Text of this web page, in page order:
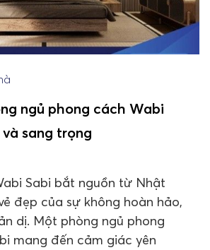
ngủ phong cách Wabi
sang trọng
Sabi bắt nguồn từ Nhật
đẹp của sự không hoàn hảo,
dị. Một phòng ngủ phong
mang đến cảm giác yên